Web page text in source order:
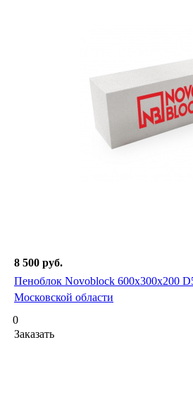
8 500 руб.
Пеноблок Novoblock 600х300х200
Московской области
0
Заказать